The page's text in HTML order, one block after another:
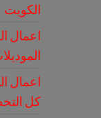
الكويت
اعمال
اعمال
كل